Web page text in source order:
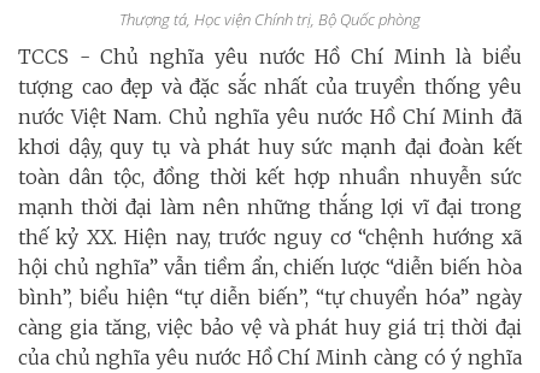
Thượng tá, Học viện Chính trị, Bộ Quốc phòng
TCCS - Chủ nghĩa yêu nước Hồ Chí Minh là biểu
tượng cao đẹp và đặc sắc nhất của truyền thống yêu
nước Việt Nam. Chủ nghĩa yêu nước Hồ Chí Minh đã
khơi dậy, quy tụ và phát huy sức mạnh đại đoàn kết
toàn dân tộc, đồng thời kết hợp nhuần nhuyễn sức
mạnh thời đại làm nên những thắng lợi vĩ đại trong
thế kỷ XX. Hiện nay, trước nguy cơ “chệnh hướng xã
hội chủ nghĩa” vẫn tiềm ẩn, chiến lược “diễn biến hòa
bình”, biểu hiện “tự diễn biến”, “tự chuyển hóa” ngày
càng gia tăng, việc bảo vệ và phát huy giá trị thời đại
của chủ nghĩa yêu nước Hồ Chí Minh càng có ý nghĩa